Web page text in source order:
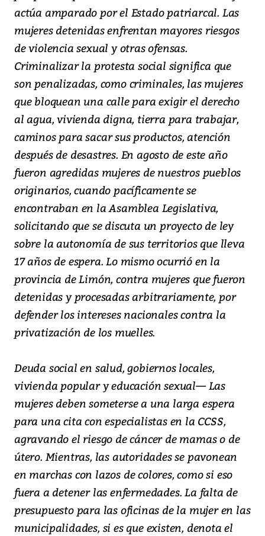
actúa amparado por el Estado patriarcal. Las
mujeres detenidas enfrentan mayores riesgos
de violencia sexual y otras ofensas.
Criminalizar la protesta social significa que
son penalizadas, como criminales, las mujeres
que bloquean una calle para exigir el derecho
al agua, vivienda digna, tierra para trabajar,
caminos para sacar sus productos, atención
después de desastres. En agosto de este año
fueron agredidas mujeres de nuestros pueblos
originarios, cuando pacíficamente se
encontraban en la Asamblea Legislativa,
solicitando que se discuta un proyecto de ley
sobre la autonomía de sus territorios que lleva
17 años de espera. Lo mismo ocurrió en la
provincia de Limón, contra mujeres que fueron
detenidas y procesadas arbitrariamente, por
defender los intereses nacionales contra la
privatización de los muelles.
Deuda social en salud, gobiernos locales,
vivienda popular y educación sexual— Las
mujeres deben someterse a una larga espera
para una cita con especialistas en la CCSS,
agravando el riesgo de cáncer de mamas o de
útero. Mientras, las autoridades se pavonean
en marchas con lazos de colores, como si eso
fuera a detener las enfermedades. La falta de
presupuesto para las oficinas de la mujer en las
municipalidades, si es que existen, denota el